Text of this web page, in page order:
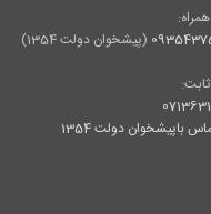
(پیشخوان دولت 1354)
باپیشخوان دولت 1354